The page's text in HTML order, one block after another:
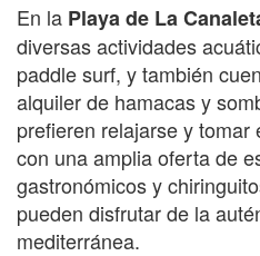
En la Playa de La
diversas actividades
paddle surf, y también
alquiler de hamacas y
prefieren relajarse y
con una amplia oferta de
gastronómicos y
pueden disfrutar de la
mediterránea.